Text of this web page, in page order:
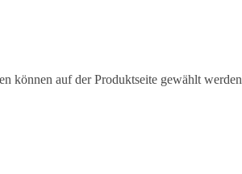
können auf der Produktseite gewählt werden